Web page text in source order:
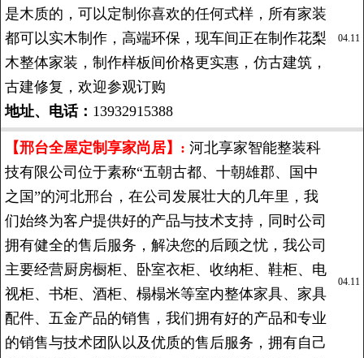
是木质的，可以定制你喜欢的任何式样，所有家装
都可以实木制作，高端环保，现车间正在制作花梨
木整体家装，制作样板间价格更实惠，仿古建筑，
古建修复，欢迎参观订购
地址、电话： 13932915388
04.11
【邢台全屋定制享家尚居】: 河北享家智能整装科
技有限公司位于素称“五朝古都、十朝雄郡、国中
之国”的河北邢台，在公司发展壮大的几年里，我
们始终为客户提供好的产品与技术支持，同时公司
拥有健全的售后服务，解决您的后顾之忧，我公司
主要经营厨房橱柜、卧室衣柜、收纳柜、鞋柜、电
视柜、书柜、酒柜、榻榻米等室内整体家具、家具
配件、五金产品的销售，我们拥有好的产品和专业
的销售与技术团队以及优质的售后服务，拥有自己
04.11